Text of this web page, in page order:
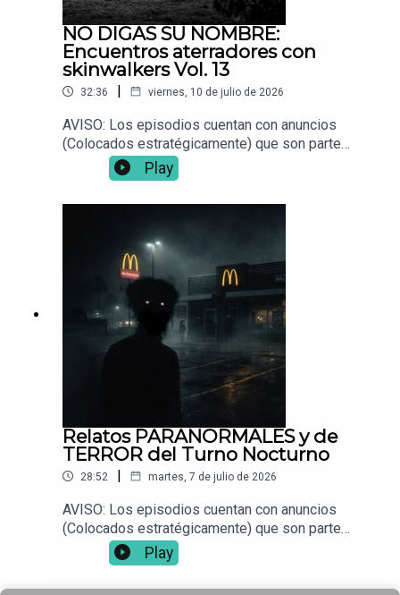
NO DIGAS SU NOMBRE:
Encuentros aterradores con
skinwalkers Vol. 13
32:36 | viernes, 10 de julio de 2026
AVISO: Los episodios cuentan con anuncios
(Colocados estratégicamente) que son parte
fundamental para que este proyecto siga en pie.
📌 ¿Tienes una experiencia paranormal? Envíala a:
Play
Relatos PARANORMALES y de
TERROR del Turno Nocturno
28:52 | martes, 7 de julio de 2026
AVISO: Los episodios cuentan con anuncios
(Colocados estratégicamente) que son parte
fundamental para que este proyecto siga en pie.
Muchas gracias por acompañarnos esta noche.
Play